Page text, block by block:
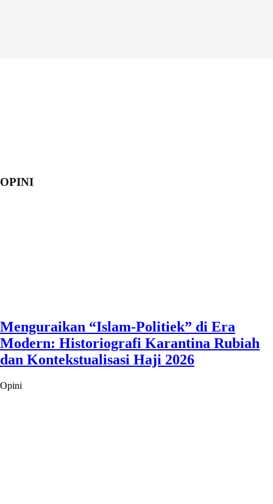
OPINI
Menguraikan “Islam-Politiek” di Era
Modern: Historiografi Karantina Rubiah
dan Kontekstualisasi Haji 2026
Opini